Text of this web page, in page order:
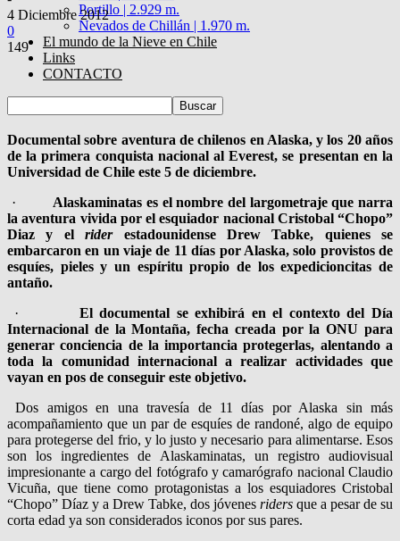
Portillo | 2.929 m.
Nevados de Chillán | 1.970 m.
El mundo de la Nieve en Chile
Links
CONTACTO
4 Diciembre 2012
0
149
Documental sobre aventura de chilenos en Alaska, y los 20 años
de la primera conquista nacional al Everest, se presentan en la
Universidad de Chile este 5 de diciembre.
· Alaskaminatas es el nombre del largometraje que narra
la aventura vivida por el esquiador nacional Cristobal “Chopo”
Diaz y elriderestadounidense Drew Tabke, quienes se
embarcaron en un viaje de 11 días por Alaska, solo provistos de
esquíes, pieles y un espíritu propio de los expedicioncitas de
antaño.
· El documental se exhibirá en el contexto del Día
Internacional de la Montaña, fecha creada por la ONU para
generar conciencia de la importancia protegerlas, alentando a
toda la comunidad internacional a realizar actividades que
vayan en pos de conseguir este objetivo.
Dos amigos en una travesía de 11 días por Alaska sin más
acompañamiento que un par de esquíes de randoné, algo de equipo
para protegerse del frio, y lo justo y necesario para alimentarse. Esos
son los ingredientes de Alaskaminatas, un registro audiovisual
impresionante a cargo del fotógrafo y camarógrafo nacional Claudio
Vicuña, que tiene como protagonistas a los esquiadores Cristobal
“Chopo” Díaz y a Drew Tabke, dos jóvenes riders que a pesar de su
corta edad ya son considerados iconos por sus pares.